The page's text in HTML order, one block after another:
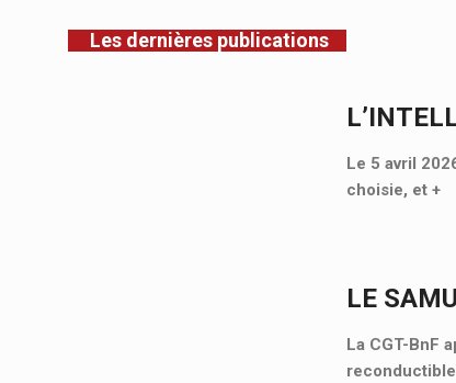
Les dernières publications
Le 5 avril
choisie, et +
LE
La CGT-BnF